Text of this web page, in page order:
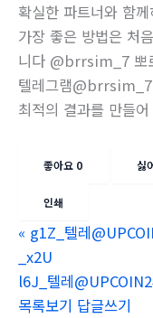
확실한 파트너와 함
가장 좋은 방법은 처
니다 @brrsim_7 뽀
텔레그램@brrsim_7
최적의 결과를 만들
좋아요 0 싫
인쇄
« g1Z_텔레
_x2U
l6J_텔레
목록보기 답글쓰기